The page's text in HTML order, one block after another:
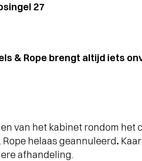
27
& Rope brengt altijd iets
van het kabinet rondom het
helaas geannuleerd.
afhandeling.